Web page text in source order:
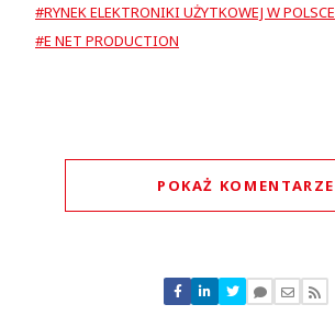
#RYNEK ELEKTRONIKI UŻYTKOWEJ W POLSCE
#E NET PRODUCTION
POKAŻ KOMENTARZE